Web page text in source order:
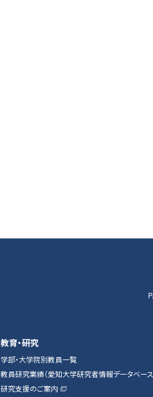
教育・研究
学部・大学院別教員一覧
教員研究業績（愛知大学研究者情報データベース
研究支援のご案内